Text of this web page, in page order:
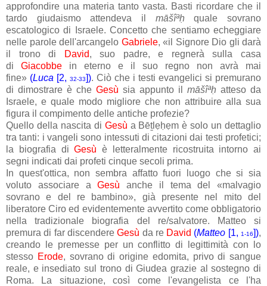
approfondire una materia tanto vasta. Basti ricordare che il
tardo giudaismo attendeva il māšîªḥ quale sovrano
escatologico di Israele. Concetto che sentiamo echeggiare
nelle parole dell'arcangelo Gabriele, «il Signore Dio gli darà
il trono di
David, suo padre, e regnerà sulla casa
di Giacobbe in eterno e il suo regno non avrà mai
fine» (Luca [2, 32-33]). Ciò che i testi evangelici si premurano
di dimostrare è che Gesù sia appunto il māšîªḥ atteso da
Israele, e quale modo migliore che non attribuire alla sua
figura il compimento delle antiche profezie?
Quello della nascita di Gesù a Bēṯlẹḥẹm è solo un dettaglio
tra tanti: i vangeli sono intessuti di citazioni dai testi profetici;
la biografia diGesù è letteralmente ricostruita intorno ai
segni indicati dai profeti cinque secoli prima.
In quest'ottica, non sembra affatto fuori luogo che si sia
voluto associare aGesù anche il tema del «malvagio
sovrano e del re bambino», già presente nel mito del
liberatore Ciro ed evidentemente avvertito come obbligatorio
nella tradizionale biografia del re/salvatore. Matteo si
premura di far discendereGesù da re David (Matteo [1, 1-16]),
creando le premesse per un conflitto di legittimità con lo
stesso Erode, sovrano di origine edomita, privo di sangue
reale, e insediato sul trono di Giudea grazie al sostegno di
Roma. La situazione, così come l'evangelista ce l'ha